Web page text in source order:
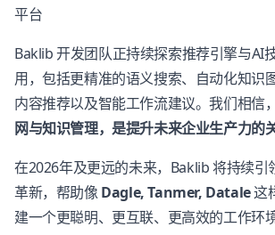
平台
Baklib 开发团队正持续探索推荐引擎与AI
用，包括更精准的语义搜索、自动化知识
内容推荐以及智能工作流建议。我们相信
网与知识管理，是提升未来企业生产力的
在2026年及更远的未来，Baklib 将持续引
革新，帮助像 Dagle, Tanmer, Datale这
建一个更聪明、更互联、更高效的工作环境